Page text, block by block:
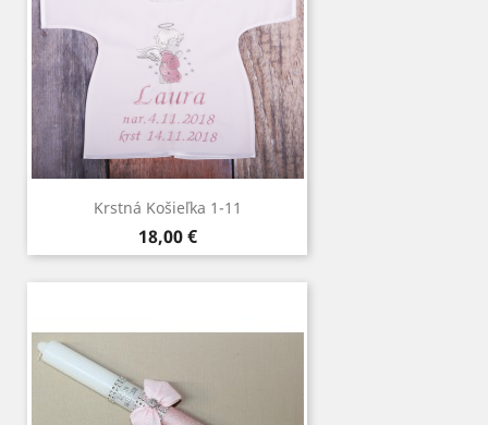
Krstná Košieľka 1-11
Cena
18,00 €